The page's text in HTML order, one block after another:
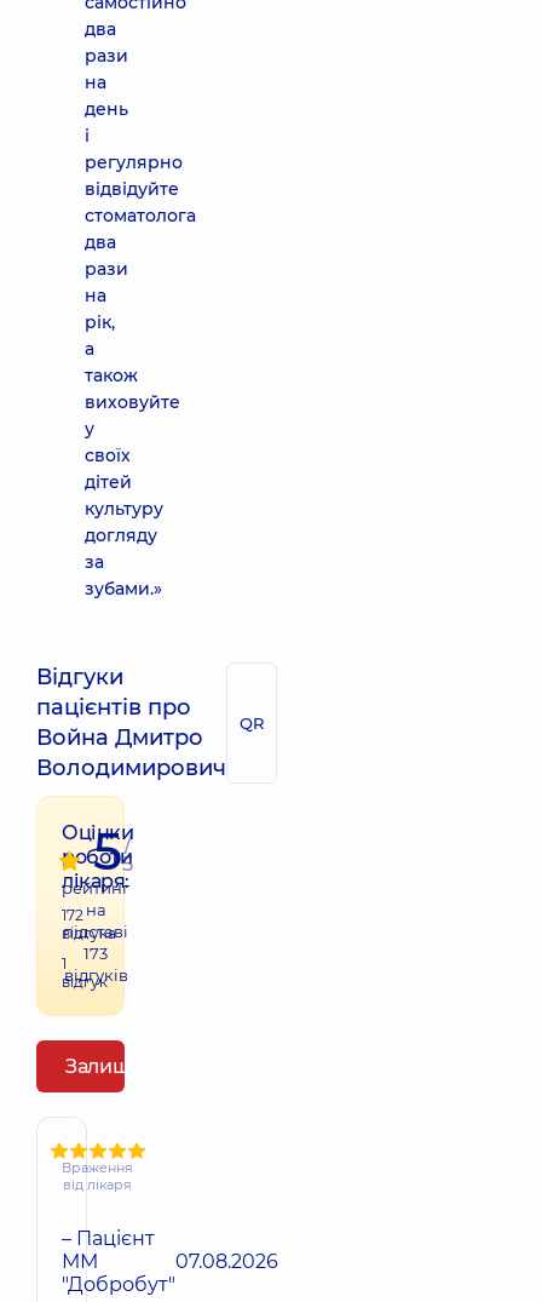
два
рази
на
день
і
регулярно
відвідуйте
стоматолога
два
рази
на
рік,
а
також
виховуйте
у
своїх
дітей
культуру
догляду
за
зубами.»
Відгуки
пацієнтів про
Война Дмитро
Володимирович
QR
Оцінки
роботи
лікаря:
172
відгука
1
відгук
5/
5
рейтинг
на
підставі
173
відгуків
Залишити відгук
Враження
від лікаря
– Пацієнт
ММ
"Добробут"
07.08.2026